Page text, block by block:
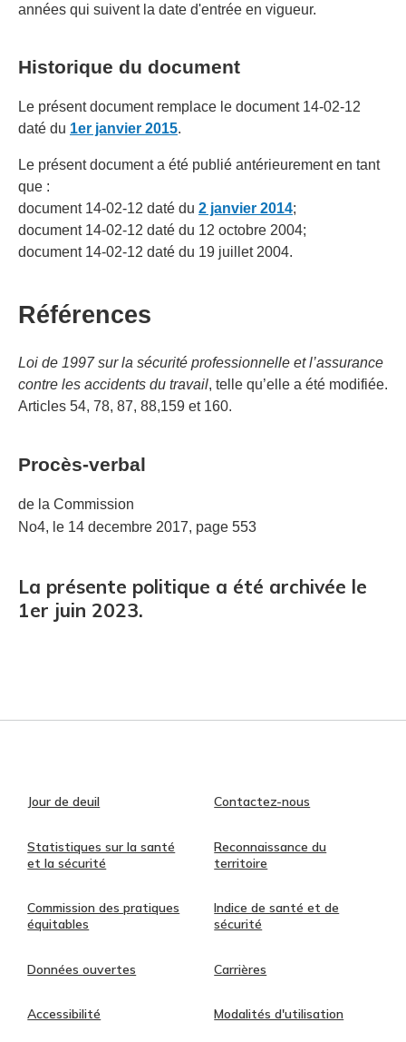
années qui suivent la date d'entrée en vigueur.
Historique du document
Le présent document remplace le document 14-02-12
daté du 1er janvier 2015.
Le présent document a été publié antérieurement en tant
que :
document 14-02-12 daté du 2 janvier 2014;
document 14-02-12 daté du 12 octobre 2004;
document 14-02-12 daté du 19 juillet 2004.
Références
Loi de 1997 sur la sécurité professionnelle et l’assurance
contre les accidents du travail, telle qu’elle a été modifiée.
Articles 54, 78, 87, 88,159 et 160.
Procès-verbal
de la Commission
No4, le 14 decembre 2017, page 553
La présente politique a été archivée le
1er juin 2023.
Jour de deuil Contactez-nous
Statistiques sur la santé
et la sécurité
Reconnaissance du
territoire
Commission des pratiques
équitables
Indice de santé et de
sécurité
Données ouvertes Carrières
Accessibilité Modalités d'utilisation